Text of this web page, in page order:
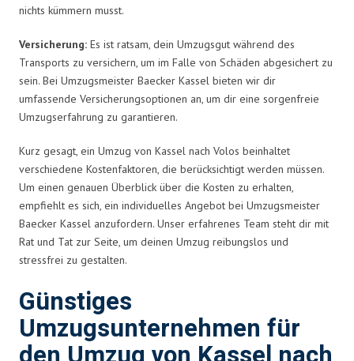
nichts kümmern musst.
Versicherung: Es ist ratsam, dein Umzugsgut während des
Transports zu versichern, um im Falle von Schäden abgesichert zu
sein. Bei Umzugsmeister Baecker Kassel bieten wir dir
umfassende Versicherungsoptionen an, um dir eine sorgenfreie
Umzugserfahrung zu garantieren.
Kurz gesagt, ein Umzug von Kassel nach Volos beinhaltet
verschiedene Kostenfaktoren, die berücksichtigt werden müssen.
Um einen genauen Überblick über die Kosten zu erhalten,
empfiehlt es sich, ein individuelles Angebot bei Umzugsmeister
Baecker Kassel anzufordern. Unser erfahrenes Team steht dir mit
Rat und Tat zur Seite, um deinen Umzug reibungslos und
stressfrei zu gestalten.
Günstiges
Umzugsunternehmen für